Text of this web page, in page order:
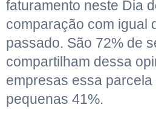
faturamento neste Dia
comparação com igual
passado. São 72% de
compartilham dessa
empresas essa
pequenas 41%.